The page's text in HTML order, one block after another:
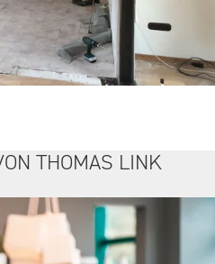
THOMAS LINK